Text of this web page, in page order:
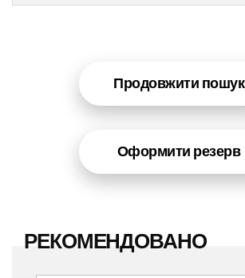
Продовжити пошук
Оформити резерв
РЕКОМЕНДОВАНО